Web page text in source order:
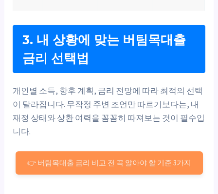
3. 내 상황에 맞는 버팀목대출
금리 선택법
개인별 소득, 향후 계획, 금리 전망에 따라 최적의 선택
이 달라집니다. 무작정 주변 조언만 따르기보다는, 내
재정 상태와 상환 여력을 꼼꼼히 따져보는 것이 필수입
니다.
👉 버팀목대출 금리 비교 전 꼭 알아야 할 기준 3가지